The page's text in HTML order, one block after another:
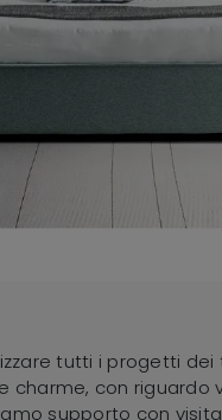
tutti i progetti
charme, con
supporto con